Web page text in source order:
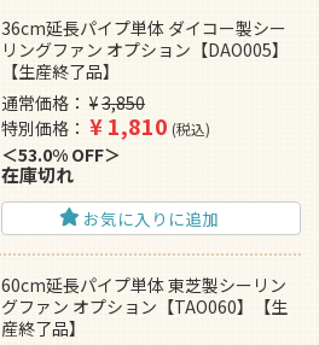
36cm延長パイプ単体 ダイコー製シー
リングファン オプション【DAO005】
【生産終了品】
通常価格
¥3,850
特別価格
¥1,810 税込
53.0% OFF
在庫切れ
お気に入りに追加
60cm延長パイプ単体 東芝製シーリン
グファン オプション【TAO060】【生
産終了品】